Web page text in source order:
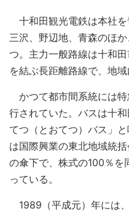
十和田観光電鉄は本社を
三沢、野辺地、青森のほ
つ。主力一般路線は十和
を結ぶ長距離路線で、地
かつて都市間系統には
行されていた。バスは十
てつ（とおてつ）バス」
は国際興業の東北地域統
の傘下で、株式の100％を
っている。
1989（平成元）年には